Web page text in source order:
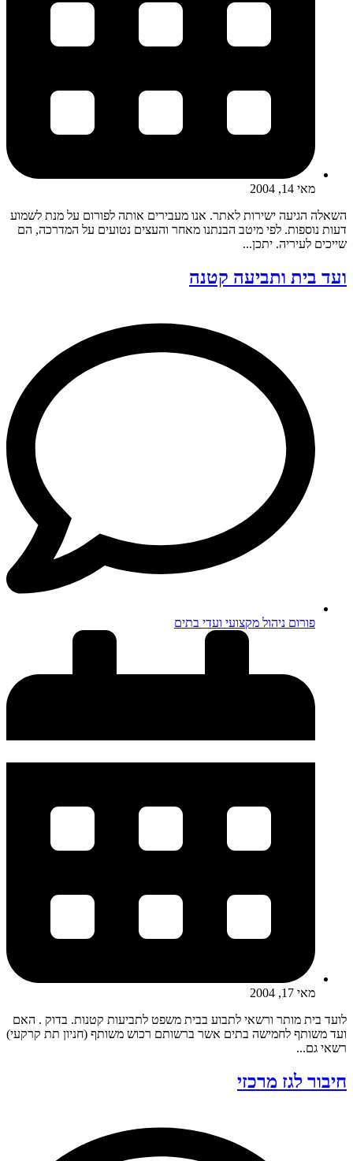
מאי 14, 2004
השאלה הגיעה ישירות לאתר. אנו מעבירים אותה לפורום על מנת לשמוע
דעות נוספות. לפי מיטב הבנתנו מאחר והעצים נטועים על המדרכה, הם
שייכים לעיריה. יתכן...
ועד בית ותביעה קטנה
פורום ניהול מקצועי ועדי בתים
מאי 17, 2004
לועד בית מותר ורשאי לתבוע בבית משפט לתביעות קטנות. בדוק . האם
ועד משותף לחמישה בתים אשר ברשותם רכוש משותף (חניון תת קרקעי)
רשאי גם...
חיבור לגז מרכזי